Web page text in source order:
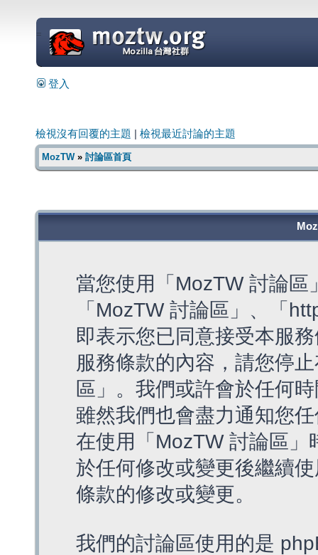
=
登入
檢視沒有回覆的主題 檢視最近討論的主題
MozTW» 討論區首頁
當您使用「MozTW 討論
「MozTW 討論區」、「
即表示您已同意接受本服
服務條款的內容，請您停
區」。我們或許會於任何
雖然我們也會盡力通知您
在使用「MozTW 討論區
於任何修改或變更後繼續
條款的修改或變更。
我們的討論區使用的是